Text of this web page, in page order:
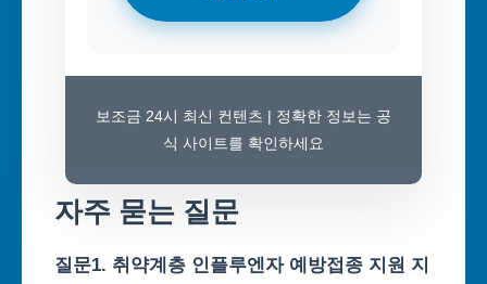
보조금 24시 최신 컨텐츠 | 정확한 정보는 공
식 사이트를 확인하세요
자주 묻는 질문
질문1. 취약계층 인플루엔자 예방접종 지원 지